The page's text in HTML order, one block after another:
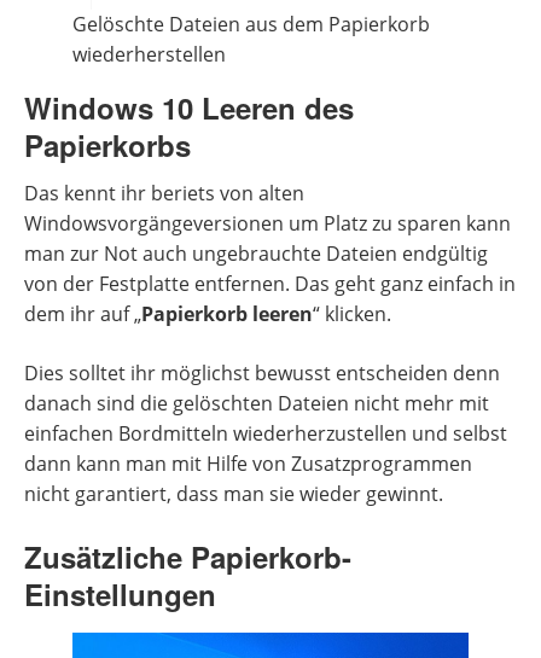
Gelöschte Dateien aus dem Papierkorb
wiederherstellen
Windows 10 Leeren des
Papierkorbs
Das kennt ihr beriets von alten
Windowsvorgängeversionen um Platz zu sparen kann
man zur Not auch ungebrauchte Dateien endgültig
von der Festplatte entfernen. Das geht ganz einfach in
dem ihr auf „Papierkorb leeren“ klicken.
Dies solltet ihr möglichst bewusst entscheiden denn
danach sind die gelöschten Dateien nicht mehr mit
einfachen Bordmitteln wiederherzustellen und selbst
dann kann man mit Hilfe von Zusatzprogrammen
nicht garantiert, dass man sie wieder gewinnt.
Zusätzliche Papierkorb-
Einstellungen